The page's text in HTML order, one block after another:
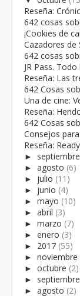
Reseña:
642 cosas
¡Cookies de
Cazadores de
642 cosas
JR Pass.
Reseña: Las
642 Cosas
Una de cine:
Reseña:
642 Cosas
Consejos
Reseña:
► septiembre
► agosto (6)
► julio (11)
► junio (4)
► mayo (10)
► abril (3)
► marzo (7)
► enero (3)
► 2017 (55)
► noviembre
► octubre (2)
► septiembre
► agosto (2)